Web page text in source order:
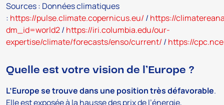
Sources : Données climatiques
: https://pulse.climate.copernicus.eu/ / https://
dm_id=world2/ https://iri.columbia.edu/our-
expertise/climate/forecasts/enso/current/ / https://
Quelle est votre vision de l’Europe ?
L’Europe se trouve dans une position très défavorable.
Elle est exposée à la hausse des prix de l’énergie,